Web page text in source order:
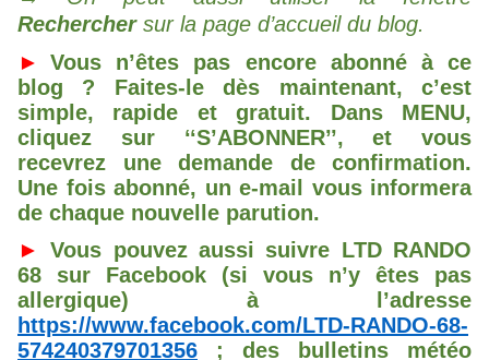
Recherchersur la page d’accueil du blog.
►
Vous n’êtes pas encore abonné à ce
blog ? Faites-le dès maintenant, c’est
simple, rapide et gratuit. Dans MENU,
cliquez sur ‘‘S’ABONNER’’, et vous
recevrez une demande de confirmation.
Une fois abonné, un e-mail vous informera
de chaque nouvelle parution.
►
Vous pouvez aussi suivre LTD RANDO
68 sur Facebook (si vous n’y êtes pas
allergique) à l’adresse
https://www.facebook.com/LTD-RANDO-68-
574240379701356 ; des bulletins météo